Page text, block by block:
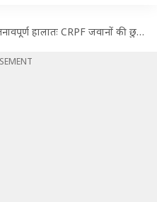
CRPF जवानों की छुट्टियों पर रोक, अतिरिक्त उड़ानों की तैयारी